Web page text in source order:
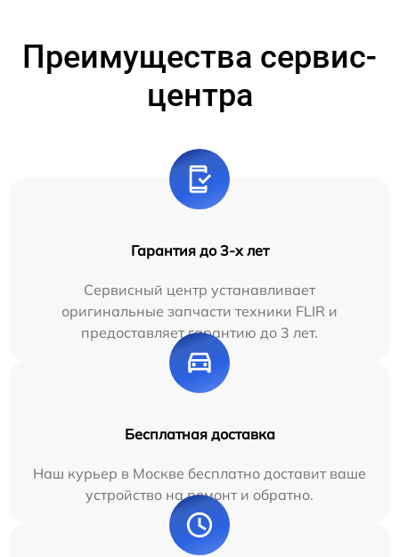
Преимущества сервис-
центра
Гарантия до 3-х лет
Сервисный центр устанавливает
оригинальные запчасти техники FLIR и
предоставляет гарантию до 3 лет.
Бесплатная доставка
Наш курьер в Москве бесплатно доставит ваше
устройство на ремонт и обратно.